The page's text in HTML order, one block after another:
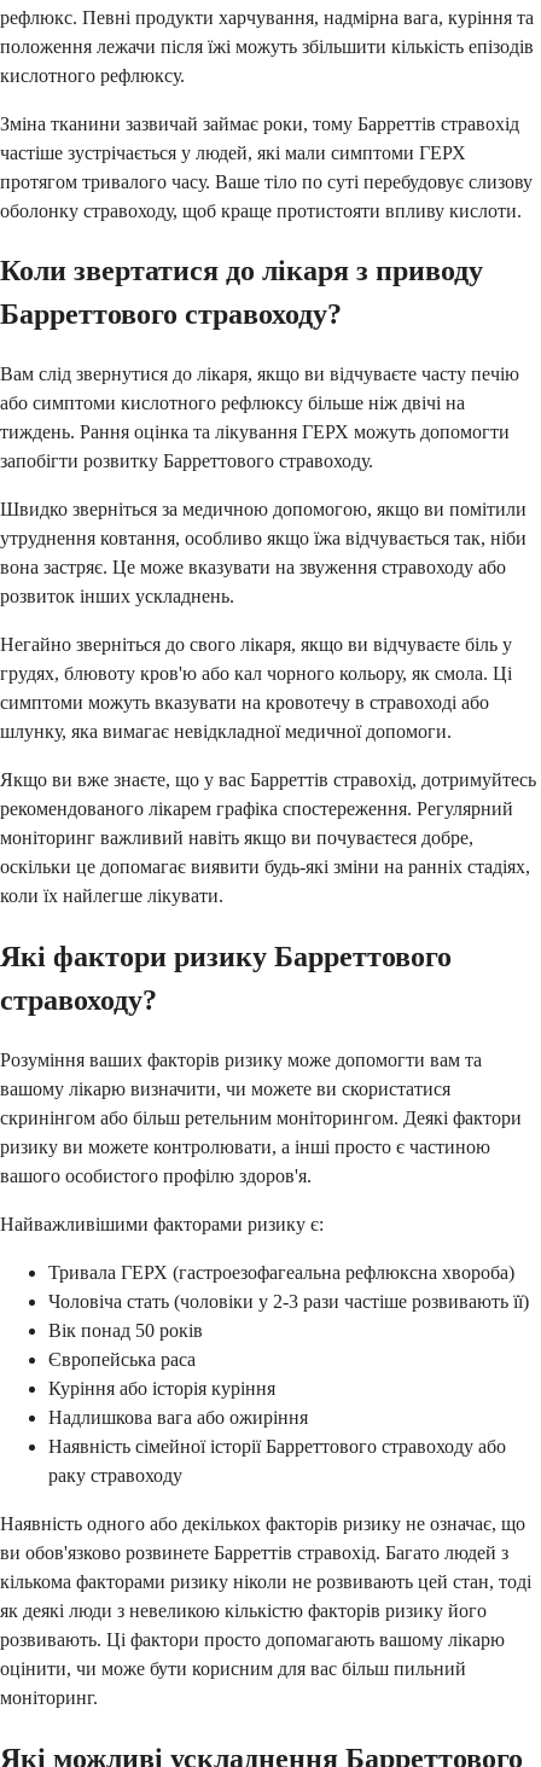
рефлюкс. Певні продукти харчування, надмірна вага, куріння та
положення лежачи після їжі можуть збільшити кількість епізодів
кислотного рефлюксу.
Зміна тканини зазвичай займає роки, тому Барреттів стравохід
частіше зустрічається у людей, які мали симптоми ГЕРХ
протягом тривалого часу. Ваше тіло по суті перебудовує слизову
оболонку стравоходу, щоб краще протистояти впливу кислоти.
Коли звертатися до лікаря з приводу
Барреттового стравоходу?
Вам слід звернутися до лікаря, якщо ви відчуваєте часту печію
або симптоми кислотного рефлюксу більше ніж двічі на
тиждень. Рання оцінка та лікування ГЕРХ можуть допомогти
запобігти розвитку Барреттового стравоходу.
Швидко зверніться за медичною допомогою, якщо ви помітили
утруднення ковтання, особливо якщо їжа відчувається так, ніби
вона застряє. Це може вказувати на звуження стравоходу або
розвиток інших ускладнень.
Негайно зверніться до свого лікаря, якщо ви відчуваєте біль у
грудях, блювоту кров'ю або кал чорного кольору, як смола. Ці
симптоми можуть вказувати на кровотечу в стравоході або
шлунку, яка вимагає невідкладної медичної допомоги.
Якщо ви вже знаєте, що у вас Барреттів стравохід, дотримуйтесь
рекомендованого лікарем графіка спостереження. Регулярний
моніторинг важливий навіть якщо ви почуваєтеся добре,
оскільки це допомагає виявити будь-які зміни на ранніх стадіях,
коли їх найлегше лікувати.
Які фактори ризику Барреттового
стравоходу?
Розуміння ваших факторів ризику може допомогти вам та
вашому лікарю визначити, чи можете ви скористатися
скринінгом або більш ретельним моніторингом. Деякі фактори
ризику ви можете контролювати, а інші просто є частиною
вашого особистого профілю здоров'я.
Найважливішими факторами ризику є:
Тривала ГЕРХ (гастроезофагеальна рефлюксна хвороба)
Чоловіча стать (чоловіки у 2-3 рази частіше розвивають її)
Вік понад 50 років
Європейська раса
Куріння або історія куріння
Надлишкова вага або ожиріння
Наявність сімейної історії Барреттового стравоходу або
раку стравоходу
Наявність одного або декількох факторів ризику не означає, що
ви обов'язково розвинете Барреттів стравохід. Багато людей з
кількома факторами ризику ніколи не розвивають цей стан, тоді
як деякі люди з невеликою кількістю факторів ризику його
розвивають. Ці фактори просто допомагають вашому лікарю
оцінити, чи може бути корисним для вас більш пильний
моніторинг.
Які можливі ускладнення Барреттового